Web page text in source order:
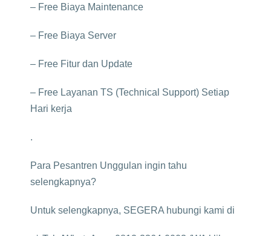
– Free Biaya Maintenance
– Free Biaya Server
– Free Fitur dan Update
– Free Layanan TS (Technical Support) Setiap
Hari kerja
.
Para Pesantren Unggulan ingin tahu
selengkapnya?
Untuk selengkapnya, SEGERA hubungi kami di